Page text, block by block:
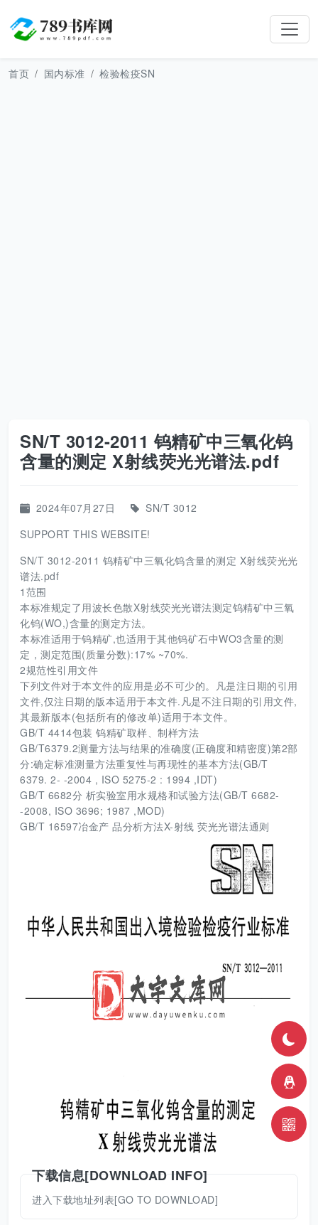
首页 国内标准 检验检疫SN
SN/T 3012-2011 钨精矿中三氧化钨
含量的测定 X射线荧光光谱法.pdf
2024年07月27日
SN/T 3012
SUPPORT THIS WEBSITE!
SN/T 3012-2011 钨精矿中三氧化钨含量的测定 X射线荧光光
谱法.pdf
1范围
本标准规定了用波长色散X射线荧光光谱法测定钨精矿中三氧
化钨(WO,)含量的测定方法。
本标准适用于钨精矿,也适用于其他钨矿石中WO3含量的测
定，测定范围(质量分数):17% ~70%.
2规范性引用文件
下列文件对于本文件的应用是必不可少的。凡是注日期的引用
文件,仅注日期的版本适用于本文件.凡是不注日期的引用文件,
其最新版本(包括所有的修改单)适用于本文件。
GB/T 4414包装 钨精矿取样、制样方法
GB/T6379.2测量方法与结果的准确度(正确度和精密度)第2部
分:确定标准测量方法重复性与再现性的基本方法(GB/T
6379. 2- -2004 , ISO 5275-2 : 1994 ,IDT)
GB/T 6682分 析实验室用水规格和试验方法(GB/T 6682-
-2008, ISO 3696; 1987 ,MOD)
GB/T 16597冶金产 品分析方法X-射线 荧光光谱法通则
下载信息[DOWNLOAD INFO]
进入下载地址列表[GO TO DOWNLOAD]